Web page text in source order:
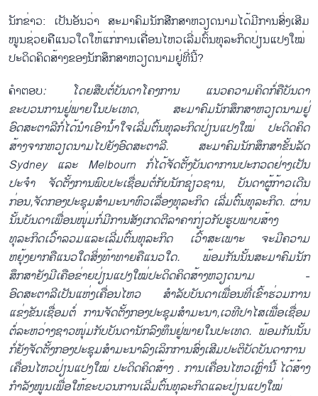
ນັກຂ່າວ: ເປັນອັນວ່າ ສະມາຄົມນັກສືກສາຫວຽດນາມໄດ້ມີການສົ່ງເສີມ
ໜູນຊ່ວຍຄືແນວໃດໃຫ້ແກ່ການເຄື່ອນໄຫວເລີ່ມຕົ້ນທຸລະກິດປ່ຽນແປງໃໝ່
ປະດິດຄິດສ້າງຂອງນັກສຶກສາຫວຽດນາມຢູ່ທີ່ນີ້?
ຄຳຕອບ: ໂດຍສືບຕໍ່ບັນດາໂຄງການ ແນວຄວາມຄິດກໍ່ຄືບັນດາ
ຂະບວນການຢູ່ພາຍໃນປະເທດ, ສະມາຄົມນັກສຶກສາຫວຽດນາມຢູ່
ອົດສະຕາລີກໍ່ໄດ້ນຳເອົານ້ຳໃຈເລີ່ມຕົ້ນທຸລະກິດປ່ຽນແປງໃໝ່ ປະດິດຄິດ
ສ້າງຈາກຫວຽດນາມໄປຍັງອົດສະຕາລີ. ສະມາຄົມນັກສຶກສາຂັ້ນລັດ
Sydney ແລະMelbournກໍ່ໄດ້ຈັດຕັ້ງບັນດາການປະກວດຢ່າງເປັນ
ປະຈຳ ຈັດຕັ້ງການພົບປະເຊື່ອມຕໍ່ກັບນັກຊ່ຽວຊານ, ບັນດາຜູ້ກ້າວເດີນ
ກ່ອນ,ຈັດກອງປະຊຸມສຳມະນາຫົວເລື່ອງທຸລະກິດ ເລີ່ມຕົ້ນທຸລະກິດ. ຜ່ານ
ນັ້ນບັນດາເພື່ອນໜຸ່ມກໍ່ມີການສັງເກດຕີລາຄາກ່ຽວກັບຮູບພາບສ້າງ
ທຸລະກິດເວົ້າລວມແລະເລີ່ມຕົ້ນທຸລະກິດ ເວົ້າສະເພາະ ຈະມີຄວາມ
ຫຍຸ້ງຍາກຄືແນວໃດສິ່ງທ້າທາຍຄືແນວໃດ. ພ້ອມກັນນັ້ນສະມາຄົມນັກ
ສຶກສາຍັງມີເຄືອຂ່າຍປ່ຽນແປງໃໝ່ປະດິດຄິດສ້າງຫວຽດນາມ -
ອົດສະຕາລີເປັນແຫ່ງເຄື່ອນໄຫວ ສຳລັບບັນດາເພື່ອນທີ່ເຂົ້າຮ່ວມການ
ແຂ່ງຂັນເຊື່ອມຕໍ່ ການຈັດຕັ້ງກອງປະຊຸມສຳມະນາ,ເວທີປາໄສເພື່ອເຊື່ອມ
ຕໍ່ລະຫວ່າງຊາວໜຸ່ມກັບບັນດານັກລົງທຶນຢູ່ພາຍໃນປະເທດ. ພ້ອມກັນນັ້ນ
ກໍ່ຍັງຈັດຕັ້ງກອງປະຊຸມສຳມະນາລົງເລິກການສົ່ງເສີມປະຕິບັດບັນດາການ
ເຄື່ອນໄຫວປ່ຽນແປງໃໝ່ ປະດິດຄິດສ້າງ . ການເຄື່ອນໄຫວເຫຼົ່ານີ້ ໄດ້ສ້າງ
ກຳລັງໜູນເພື່ອໃຫ້ຂະບວນການເລີ່ມຕົ້ນທຸລະກິດແລະປ່ຽນແປງໃໝ່